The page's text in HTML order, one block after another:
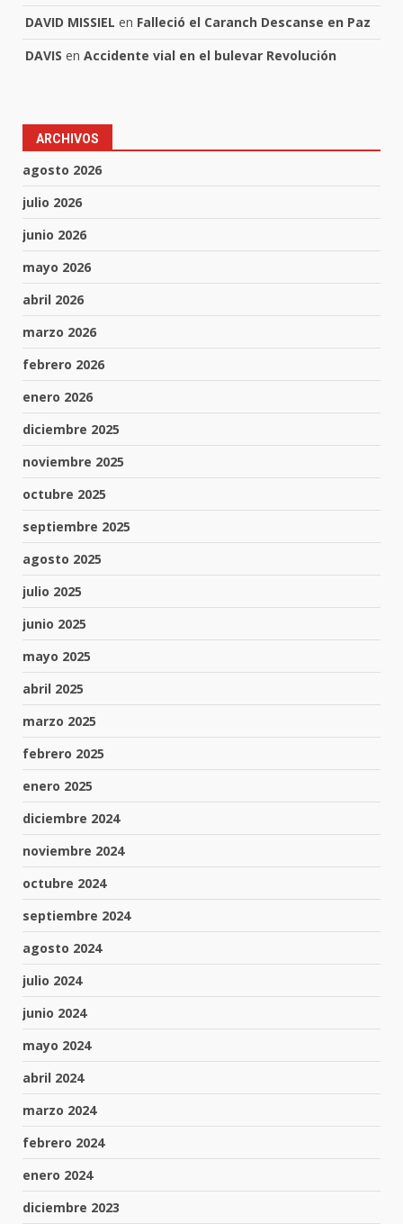
DAVID MISSIEL en Falleció el Caranch Descanse en Paz
DAVIS en Accidente vial en el bulevar Revolución
ARCHIVOS
agosto 2026
julio 2026
junio 2026
mayo 2026
abril 2026
marzo 2026
febrero 2026
enero 2026
diciembre 2025
noviembre 2025
octubre 2025
septiembre 2025
agosto 2025
julio 2025
junio 2025
mayo 2025
abril 2025
marzo 2025
febrero 2025
enero 2025
diciembre 2024
noviembre 2024
octubre 2024
septiembre 2024
agosto 2024
julio 2024
junio 2024
mayo 2024
abril 2024
marzo 2024
febrero 2024
enero 2024
diciembre 2023